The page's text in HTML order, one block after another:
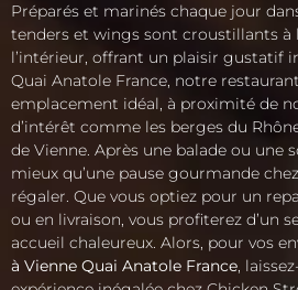
Préparés et marinés chaque jour
tenders et wings sont croustillants à
l’intérieur, offrant un plaisir gustatif
Quai Anatole France, notre
emplacement idéal, à proximité de
d’intérêt comme les berges du
de Vienne. Après une balade ou une
mieux qu’une pause gourmande
régaler. Que vous optiez pour un
ou en livraison, vous profiterez d’un
accueil chaleureux. Alors, pour vos
à Vienne Quai Anatole France,